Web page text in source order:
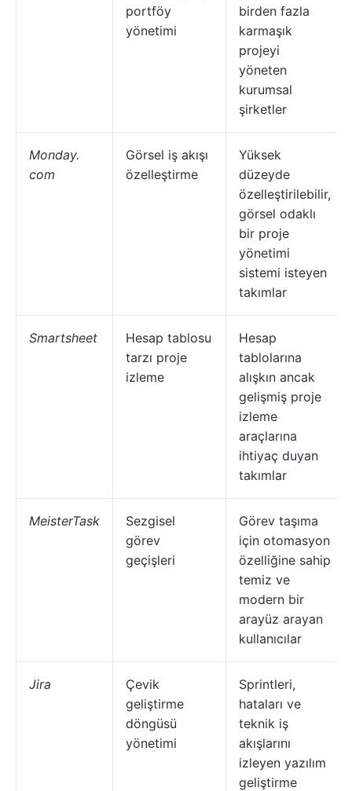
portföy
yönetimi
birden fazla
karmaşık
projeyi
yöneten
kurumsal
şirketler
Monday.
com
Görsel iş akışı
özelleştirme
Yüksek
düzeyde
özelleştirilebilir,
görsel odaklı
bir proje
yönetimi
sistemi isteyen
takımlar
Smartsheet
Hesap tablosu
tarzı proje
izleme
Hesap
tablolarına
alışkın ancak
gelişmiş proje
izleme
araçlarına
ihtiyaç duyan
takımlar
MeisterTask
Sezgisel
görev
geçişleri
Görev taşıma
için otomasyon
özelliğine sahip
temiz ve
modern bir
arayüz arayan
kullanıcılar
Jira
Çevik
geliştirme
döngüsü
yönetimi
Sprintleri,
hataları ve
teknik iş
akışlarını
izleyen yazılım
geliştirme